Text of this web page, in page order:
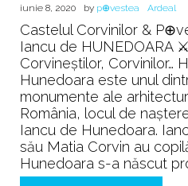
iunie 8, 2020 by p⊕vestea Ardeal
Castelul Corvinilor &
Iancu de HUNEDOARA
Corvineștilor, Corvinilor…
Hunedoara este unul
monumente ale
România, locul de
Iancu de Hunedoara.
său Matia Corvin au
Hunedoara s-a născut